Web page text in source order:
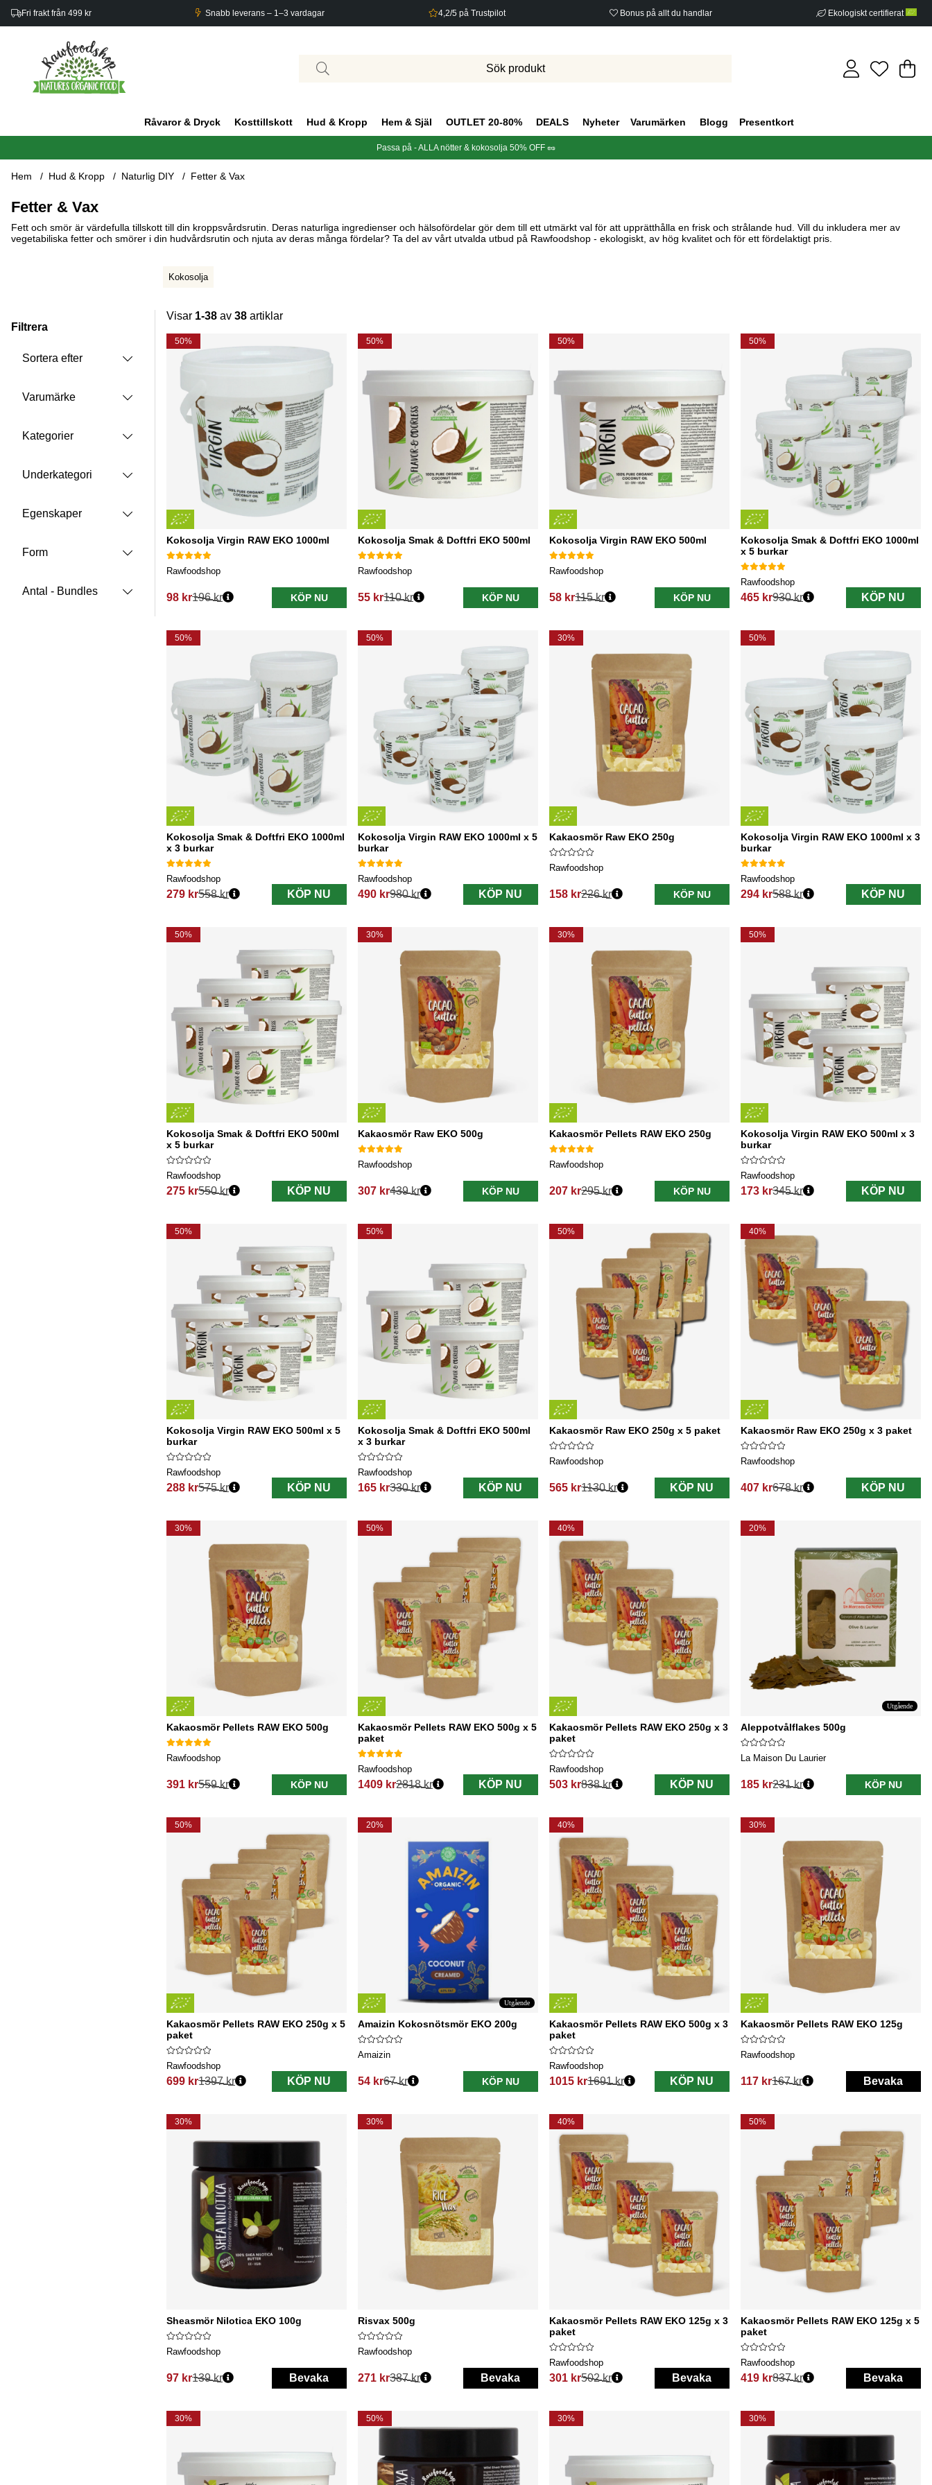
Fri frakt från 499 kr Snabb leverans – 1–3 vardagar 4,2/5 på Trustpilot Bonus på allt du handlar Ekologiskt certifierat
.
Råvaror & Dryck Kosttillskott Hud & Kropp Hem & Själ OUTLET 20-80% DEALS Nyheter Varumärken Blogg Presentkort
Passa på - ALLA nötter & kokosolja 50% OFF 🥜
Hem Hud & Kropp Naturlig DIY Fetter & Vax
Fetter & Vax
Fett och smör är värdefulla tillskott till din kroppsvårdsrutin. Deras naturliga ingredienser och hälsofördelar gör dem till ett utmärkt val för att upprätthålla en frisk och strålande hud. Vill du inkludera mer av
vegetabiliska fetter och smörer i din hudvårdsrutin och njuta av deras många fördelar? Ta del av vårt utvalda utbud på Rawfoodshop - ekologiskt, av hög kvalitet och för ett fördelaktigt pris.
Kokosolja
Filtrera
Sortera efter
Varumärke
Kategorier
Underkategori
Egenskaper
Form
Antal - Bundles
Visar 1-38 av 38 artiklar
Produkter
50%
Kokosolja Virgin RAW EKO 1000ml
Rawfoodshop
98 kr
Ordinarie pris:
196 kr KÖP NU
50%
Kokosolja Smak & Doftfri EKO 500ml
Rawfoodshop
55 kr
Ordinarie pris:
110 kr KÖP NU
50%
Kokosolja Virgin RAW EKO 500ml
Rawfoodshop
58 kr
Ordinarie pris:
115 kr KÖP NU
50%
Kokosolja Smak & Doftfri EKO 1000ml
x 5 burkar
Rawfoodshop
465 kr
Ordinarie pris:
930 kr KÖP NU
50%
Kokosolja Smak & Doftfri EKO 1000ml
x 3 burkar
Rawfoodshop
279 kr
Ordinarie pris:
558 kr KÖP NU
50%
Kokosolja Virgin RAW EKO 1000ml x 5
burkar
Rawfoodshop
490 kr
Ordinarie pris:
980 kr KÖP NU
30%
Kakaosmör Raw EKO 250g
Rawfoodshop
158 kr
Ordinarie pris:
226 kr KÖP NU
50%
Kokosolja Virgin RAW EKO 1000ml x 3
burkar
Rawfoodshop
294 kr
Ordinarie pris:
588 kr KÖP NU
50%
Kokosolja Smak & Doftfri EKO 500ml
x 5 burkar
Rawfoodshop
275 kr
Ordinarie pris:
550 kr KÖP NU
30%
Kakaosmör Raw EKO 500g
Rawfoodshop
307 kr
Ordinarie pris:
439 kr KÖP NU
30%
Kakaosmör Pellets RAW EKO 250g
Rawfoodshop
207 kr
Ordinarie pris:
295 kr KÖP NU
50%
Kokosolja Virgin RAW EKO 500ml x 3
burkar
Rawfoodshop
173 kr
Ordinarie pris:
345 kr KÖP NU
50%
Kokosolja Virgin RAW EKO 500ml x 5
burkar
Rawfoodshop
288 kr
Ordinarie pris:
575 kr KÖP NU
50%
Kokosolja Smak & Doftfri EKO 500ml
x 3 burkar
Rawfoodshop
165 kr
Ordinarie pris:
330 kr KÖP NU
50%
Kakaosmör Raw EKO 250g x 5 paket
Rawfoodshop
565 kr
Ordinarie pris:
1130 kr KÖP NU
40%
Kakaosmör Raw EKO 250g x 3 paket
Rawfoodshop
407 kr
Ordinarie pris:
678 kr KÖP NU
30%
Kakaosmör Pellets RAW EKO 500g
Rawfoodshop
391 kr
Ordinarie pris:
559 kr KÖP NU
50%
Kakaosmör Pellets RAW EKO 500g x 5
paket
Rawfoodshop
1409 kr
Ordinarie pris:
2818 kr KÖP NU
40%
Kakaosmör Pellets RAW EKO 250g x 3
paket
Rawfoodshop
503 kr
Ordinarie pris:
838 kr KÖP NU
20%
Utgående
Aleppotvålflakes 500g
La Maison Du Laurier
185 kr
Ordinarie pris:
231 kr KÖP NU
50%
Kakaosmör Pellets RAW EKO 250g x 5
paket
Rawfoodshop
699 kr
Ordinarie pris:
1397 kr KÖP NU
20%
Utgående
Amaizin Kokosnötsmör EKO 200g
Amaizin
54 kr
Ordinarie pris:
67 kr KÖP NU
40%
Kakaosmör Pellets RAW EKO 500g x 3
paket
Rawfoodshop
1015 kr
Ordinarie pris:
1691 kr KÖP NU
30%
Kakaosmör Pellets RAW EKO 125g
Rawfoodshop
117 kr
Ordinarie pris:
167 kr Bevaka
30%
Sheasmör Nilotica EKO 100g
Rawfoodshop
97 kr
Ordinarie pris:
139 kr Bevaka
30%
Risvax 500g
Rawfoodshop
271 kr
Ordinarie pris:
387 kr Bevaka
40%
Kakaosmör Pellets RAW EKO 125g x 3
paket
Rawfoodshop
301 kr
Ordinarie pris:
502 kr Bevaka
50%
Kakaosmör Pellets RAW EKO 125g x 5
paket
Rawfoodshop
419 kr
Ordinarie pris:
837 kr Bevaka
30% 50% 30% 30%